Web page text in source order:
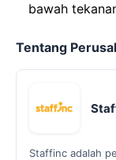
bawah
Tentang
Staffinc adalah